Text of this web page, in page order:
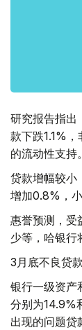
研究报告指出
款下跌1.1%
的流动性支持。
贷款增幅较小
增加0.8%，
惠誉预测，受
少等，哈银行
3月底不良贷
银行一级资产
分别为14.9%
出现的问题贷